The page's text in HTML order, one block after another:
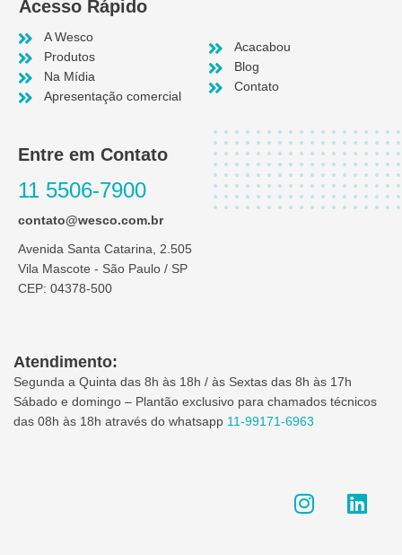
Acesso Rápido
A Wesco
Produtos
Na Mídia
Apresentação comercial
Acacabou
Blog
Contato
Entre em Contato
11 5506-7900
contato@wesco.com.br
Avenida Santa Catarina, 2.505
Vila Mascote - São Paulo / SP
CEP: 04378-500
Atendimento:
Segunda a Quinta das 8h às 18h / às Sextas das 8h às 17h
Sábado e domingo – Plantão exclusivo para chamados técnicos
das 08h às 18h através do whatsapp 11-99171-6963
n i